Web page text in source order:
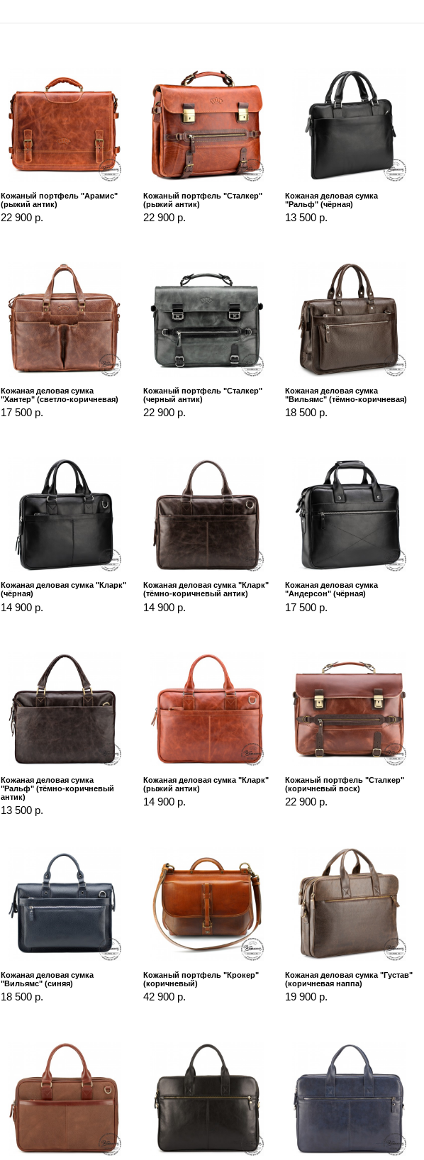
Кожаный портфель "Арамис"
(рыжий антик)
22 900 р.
Кожаный портфель "Сталкер"
(рыжий антик)
22 900 р.
Кожаная деловая сумка
"Ральф" (чёрная)
13 500 р.
Кожаная деловая сумка
"Хантер" (светло-коричневая)
17 500 р.
Кожаный портфель "Сталкер"
(черный антик)
22 900 р.
Кожаная деловая сумка
"Вильямс" (тёмно-коричневая)
18 500 р.
Кожаная деловая сумка "Кларк"
(чёрная)
14 900 р.
Кожаная деловая сумка "Кларк"
(тёмно-коричневый антик)
14 900 р.
Кожаная деловая сумка
"Андерсон" (чёрная)
17 500 р.
Кожаная деловая сумка
"Ральф" (тёмно-коричневый
антик)
13 500 р.
Кожаная деловая сумка "Кларк"
(рыжий антик)
14 900 р.
Кожаный портфель "Сталкер"
(коричневый воск)
22 900 р.
Кожаная деловая сумка
"Вильямс" (синяя)
18 500 р.
Кожаный портфель "Крокер"
(коричневый)
42 900 р.
Кожаная деловая сумка "Густав"
(коричневая наппа)
19 900 р.